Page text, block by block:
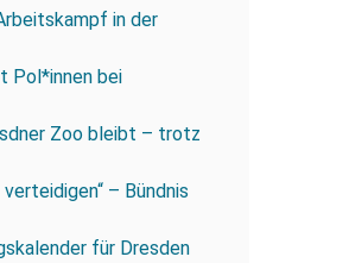
in der
Pol*innen bei
Zoo bleibt – trotz
– Bündnis
für Dresden